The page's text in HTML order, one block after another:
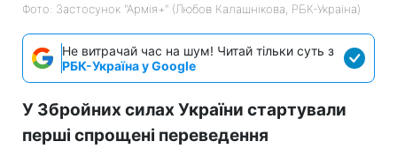
Фото: Застосунок "Армія+" (Любов Калашнікова, РБК-Україна)
Не витрачай час на шум! Читай тільки суть з
РБК-Україна у Google
У Збройних силах України стартували
перші спрощені переведення